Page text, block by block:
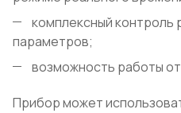
комплексный контроль
параметров;
возможность работы
Прибор может